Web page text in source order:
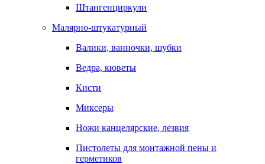
Штангенциркули
Малярно-штукатурный
Валики, ванночки, шубки
Ведра, кюветы
Кисти
Миксеры
Ножи канцелярские, лезвия
Пистолеты для монтажной пены и
герметиков